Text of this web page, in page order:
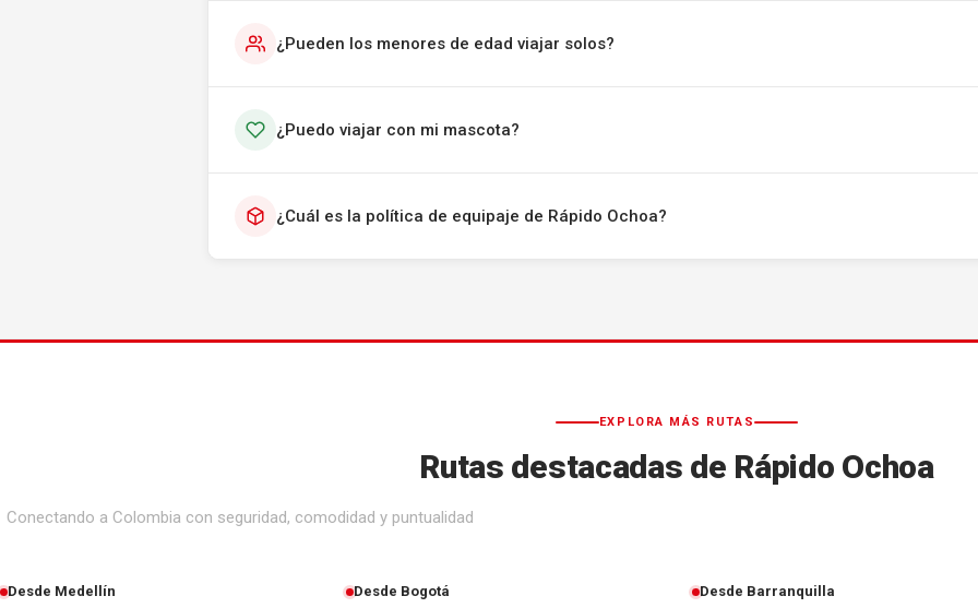
¿Pueden los menores de edad viajar solos?
¿Puedo viajar con mi mascota?
¿Cuál es la política de equipaje de Rápido Ochoa?
EXPLORA MÁS RUTAS
Rutas destacadas de Rápido Ochoa
Conectando a Colombia con seguridad, comodidad y puntualidad
Desde Medellín Desde Bogotá Desde Barranquilla